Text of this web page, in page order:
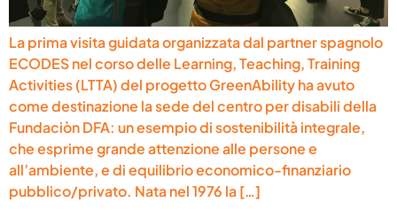
La prima visita guidata organizzata dal partner spagnolo
ECODES nel corso delle Learning, Teaching, Training
Activities (LTTA) del progetto GreenAbility ha avuto
come destinazione la sede del centro per disabili della
Fundaciòn DFA: un esempio di sostenibilità integrale,
che esprime grande attenzione alle persone e
all’ambiente, e di equilibrio economico-finanziario
pubblico/privato. Nata nel 1976 la […]